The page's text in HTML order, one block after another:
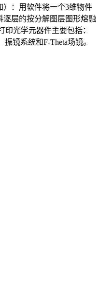
：用软件将一个3维物件
层的按分解图层图形熔融
光学元器件主要包括：
镜系统和F-Theta场镜。